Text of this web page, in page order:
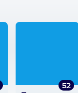
52